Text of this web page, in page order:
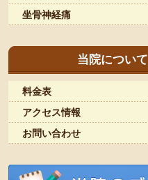
坐骨神経痛
当院について
料金表
アクセス情報
お問い合わせ